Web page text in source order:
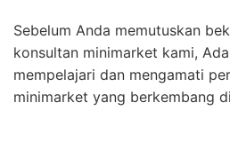
Sebelum Anda memutuskan
konsultan minimarket kami,
mempelajari dan mengamati
minimarket yang berkembang